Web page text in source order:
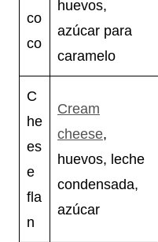
co
co
huevos,
azúcar para
caramelo
C
he
es
e
fla
n
Cream
cheese,
huevos, leche
condensada,
azúcar